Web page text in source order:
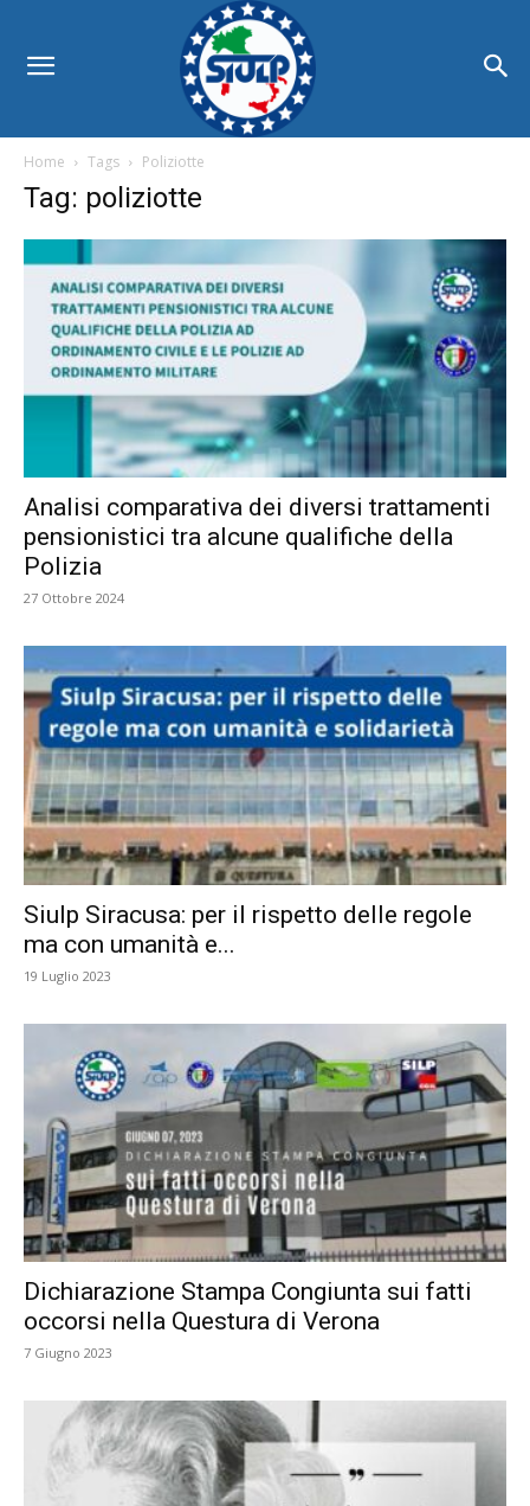
Home Tags Poliziotte
Tag: poliziotte
Analisi comparativa dei diversi trattamenti
pensionistici tra alcune qualifiche della
Polizia
27 Ottobre 2024
Siulp Siracusa: per il rispetto delle regole
ma con umanità e...
19 Luglio 2023
Dichiarazione Stampa Congiunta sui fatti
occorsi nella Questura di Verona
7 Giugno 2023